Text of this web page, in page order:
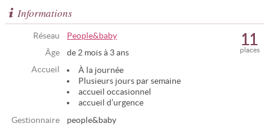
Informations
Réseau
People&baby
Âge
de 2 mois à 3 ans
Accueil
À la journée
Plusieurs jours par semaine
accueil occasionnel
accueil d’urgence
Gestionnaire
people&baby
places
11